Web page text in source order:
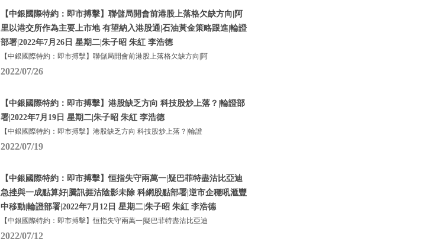
【中銀國際特約：即市搏擊】聯儲局開會前港股上落格欠缺方向|阿
里以港交所作為主要上市地 有望納入港股通|石油黃金策略跟進|輪證
部署|2022年7月26日 星期二|朱子昭 朱紅 李浩德
【中銀國際特約：即市搏擊】聯儲局開會前港股上落格欠缺方向|阿
2022/07/26
【中銀國際特約：即市搏擊】港股缺乏方向 科技股炒上落？|輪證部
署|2022年7月19日 星期二|朱子昭 朱紅 李浩德
【中銀國際特約：即市搏擊】港股缺乏方向 科技股炒上落？|輪證
2022/07/19
【中銀國際特約：即市搏擊】恒指失守兩萬一|疑巴菲特盡沽比亞迪
急挫與一成點算好|騰訊捱沽陰影未除 科網股點部署|逆市企穩吼滙豐
中移動|輪證部署|2022年7月12日 星期二|朱子昭 朱紅 李浩德
【中銀國際特約：即市搏擊】恒指失守兩萬一|疑巴菲特盡沽比亞迪
2022/07/12